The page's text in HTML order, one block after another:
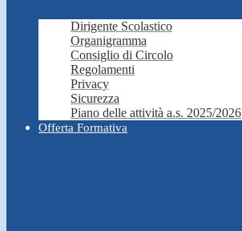
Dirigente Scolastico
Organigramma
Consiglio di Circolo
Regolamenti
Privacy
Sicurezza
Piano delle attività a.s. 2025/2026
Offerta Formativa